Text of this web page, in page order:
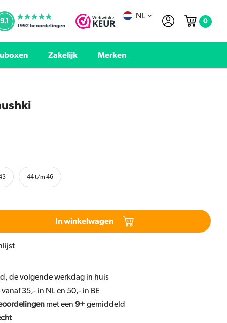
9.1
1992beoordelingen
NL
0
Zakelijk Merken
44 t/m 46
In winkelwagen
de volgende werkdag in huis
vanaf 35,- in NL en 50,- in BE
met een 9+gemiddeld